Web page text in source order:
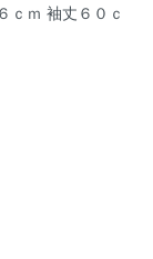
ｃｍ 袖丈６０ｃ